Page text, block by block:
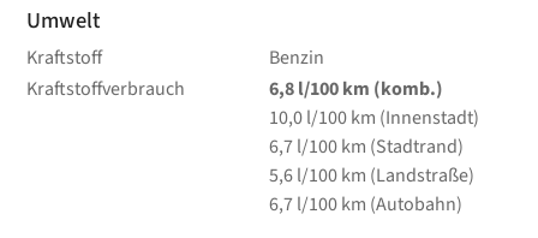
Umwelt
Kraftstoff
Benzin
Kraftstoffverbrauch
6,8l/100 km (komb.)
10,0l/100 km (Innenstadt)
6,7l/100 km (Stadtrand)
5,6l/100 km (Landstraße)
6,7l/100 km (Autobahn)